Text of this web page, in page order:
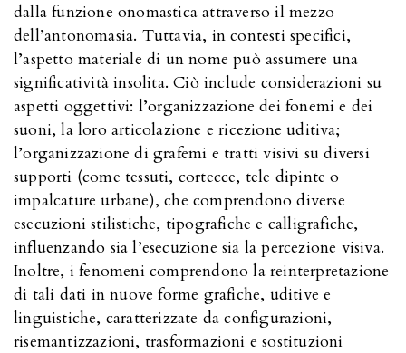
dalla funzione onomastica attraverso il mezzo
dell’antonomasia. Tuttavia, in contesti specifici,
l’aspetto materiale di un nome può assumere una
significatività insolita. Ciò include considerazioni su
aspetti oggettivi: l’organizzazione dei fonemi e dei
suoni, la loro articolazione e ricezione uditiva;
l’organizzazione di grafemi e tratti visivi su diversi
supporti (come tessuti, cortecce, tele dipinte o
impalcature urbane), che comprendono diverse
esecuzioni stilistiche, tipografiche e calligrafiche,
influenzando sia l’esecuzione sia la percezione visiva.
Inoltre, i fenomeni comprendono la reinterpretazione
di tali dati in nuove forme grafiche, uditive e
linguistiche, caratterizzate da configurazioni,
risemantizzazioni, trasformazioni e sostituzioni